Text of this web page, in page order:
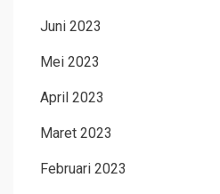
Juni 2023
Mei 2023
April 2023
Maret 2023
Februari 2023